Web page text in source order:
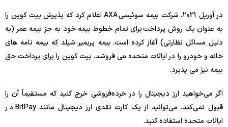
در آوریل 2021، شرکت بیمه سوئیسی AXA اعلام کرد که پذیرش بیت کوین را
به عنوان یک روش پرداخت برای تمام خطوط بیمه خود به جز بیمه عمر (به
دلیل مسائل نظارتی) آغاز کرده است. بیمه پریمیر شیلد که بیمه نامه های
خانه و خودرو را در ایالات متحده می فروشد، بیت کوین را برای پرداخت حق
بیمه نیز می پذیرد.
اگر می‌خواهید ارز دیجیتال را در خرده‌فروشی خرج کنید که مستقیماً آن را
قبول نمی‌کند، می‌توانید از یک کارت نقدی ارز دیجیتال مانند BitPay در
ایالات متحده استفاده کنید.